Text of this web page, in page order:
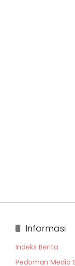
Informasi
Indeks Berita
Pedoman Media